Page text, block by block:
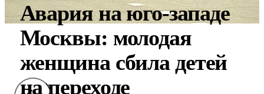
Авария на юго-западе
Москвы: молодая
женщина сбила детей
на переходе